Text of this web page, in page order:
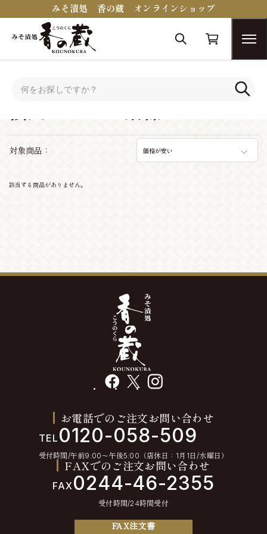
みそ漬処 香の蔵 オンラインショップ
対象商品： 価格が安い
該当する商品がありません。
facebook instagram
お電話でのご注文お問い合わせ
TEL 0120-058-509
受付時間/午前9:00〜午後5:00（店休日：1月1日/水曜日）
FAXでのご注文お問い合わせ
FAX0244-46-2355
受付時間/24時間受付
FAX注文書